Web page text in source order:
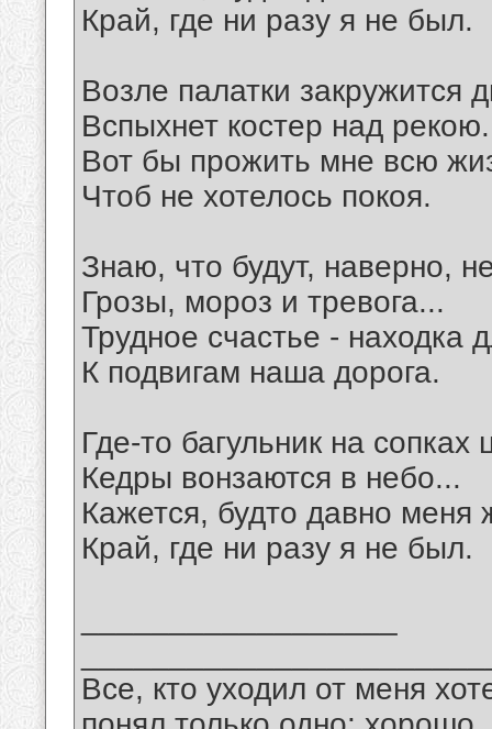
Край, где ни разу я не был.
Возле палатки закружится
Вспыхнет костер над
Вот бы прожить мне всю
Чтоб не хотелось покоя.
Знаю, что будут, наверно,
Грозы, мороз и тревога...
Трудное счастье - находка
К подвигам наша дорога.
Где-то багульник на сопках
Кедры вонзаются в небо...
Кажется, будто давно меня
Край, где ни разу я не был.
Все, кто уходил от меня